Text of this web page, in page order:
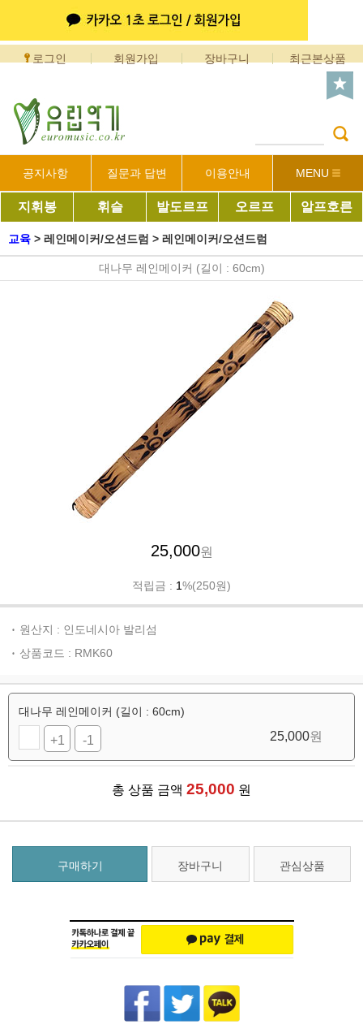
로그인 회원가입 장바구니 최근본상품
공지사항 질문과 답변 이용안내 MENU
지휘봉 휘슬 발도르프 오르프 알프호른
교육 > 레인메이커/오션드럼 > 레인메이커/오션드럼
대나무 레인메이커 (길이 : 60cm)
25,000원
적립금 : 1%(250원)
원산지 : 인도네시아 발리섬
상품코드 : RMK60
대나무 레인메이커 (길이 : 60cm)
+1 -1 25,000원
총 상품 금액 25,000 원
구매하기 장바구니 관심상품